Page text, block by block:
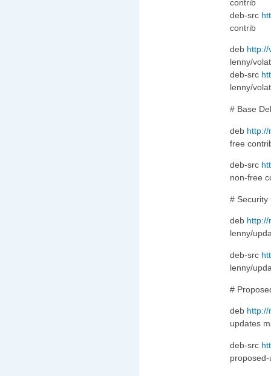
contrib
deb-src
contrib
deb http://
lenny/
deb-src
lenny/
# Base
deb http://
free
deb-src
non-free
# Security
deb http://
lenny/
deb-src
lenny/
#
deb http://
updates
deb-src